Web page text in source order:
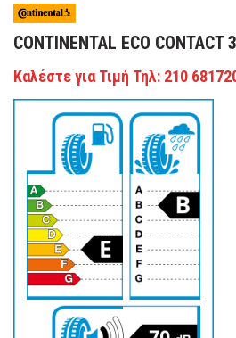
CONTINENTAL ECO
Καλέστε για Τιμή Τηλ: 210